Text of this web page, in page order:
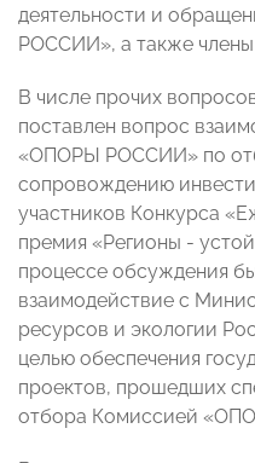
деятельности и
РОССИИ», а также
В числе прочих
поставлен вопрос
«ОПОРЫ РОССИИ» по
сопровождению
участников Конкурса
премия «Регионы -
процессе обсуждения
взаимодействие с
ресурсов и экологии
целью обеспечения
проектов, прошедших
отбора Комиссией